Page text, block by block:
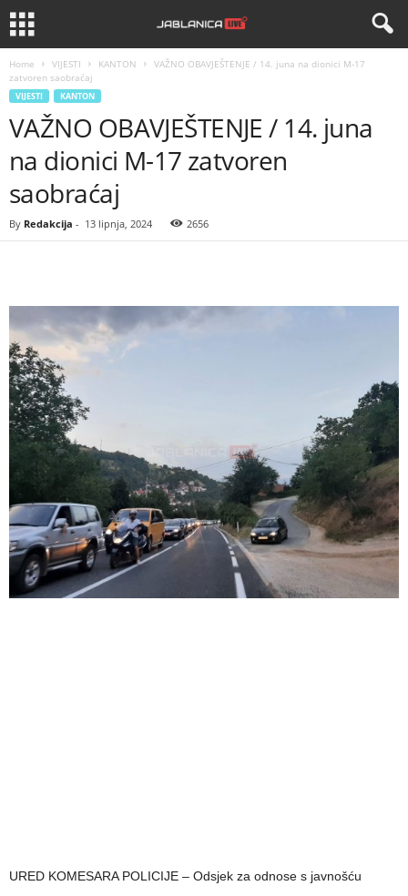
Home VIJESTI KANTON
VAŽNO OBAVJEŠTENJE / 14. juna na dionici M-17
zatvoren saobraćaj
VIJESTI KANTON
VAŽNO OBAVJEŠTENJE / 14. juna
na dionici M-17 zatvoren
saobraćaj
By Redakcija - 13 lipnja, 2024 2656
URED KOMESARA POLICIJE – Odsjek za odnose s javnošću